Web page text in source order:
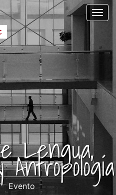
Lengua,
Evento